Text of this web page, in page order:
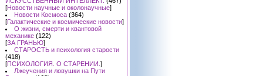
[Новости научные и околонаучные]
Новости Космоса (364)
[Галактические и космические новости]
О жизни, смерти и квантовой
механике (122)
[ЗА ГРАНЬЮ]
СТАРОСТЬ и психология старости
(418)
[ПСИХОЛОГИЯ. О СТАРЕНИИ. ]
Лжеучения и ловушки на Пути